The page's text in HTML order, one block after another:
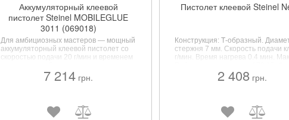
Аккумуляторный клеевой
пистолет Steinel MOBILEGLUE
3011 (069018)
Для амбициозных мастеров — мощный
аккумуляторный клеевой пистолет со
скоростью подачи 20 г/мин и временем
подходит для мелкого и крупного
ремонта, поделок и домашних работ.
2,5 Ач и зарядное устройство PFA в
прочном бумажном футляре.
7 214 грн.
Пистолет клеевой Steinel
Конструкция: Т-образный.
стержня 7 мм. Скорость подачи
г/мин. Время нагрева 0.4 мин.
индикатор нагрева. Аккумулятор.
Комплектный аккумулятор:
2 408 грн.